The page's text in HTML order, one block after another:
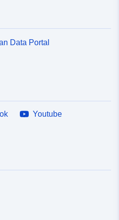
Data Portal
Youtube